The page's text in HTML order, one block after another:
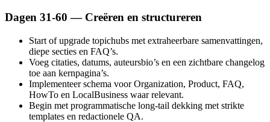
Dagen 31‑60 — Creëren en structureren
Start of upgrade topichubs met extraheerbare samenvattingen,
diepe secties en FAQ’s.
Voeg citaties, datums, auteursbio’s en een zichtbare changelog
toe aan kernpagina’s.
Implementeer schema voor Organization, Product, FAQ,
HowTo en LocalBusiness waar relevant.
Begin met programmatische long‑tail dekking met strikte
templates en redactionele QA.